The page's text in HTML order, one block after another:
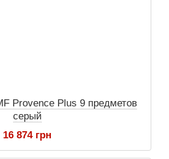
Provence Plus 9 предметов
серый
16 874 грн